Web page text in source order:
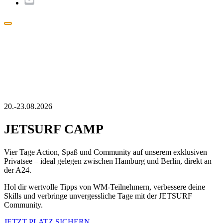
Popup
20.-23.08.2026
JETSURF CAMP
Vier Tage Action, Spaß und Community auf unserem exklusiven
Privatsee – ideal gelegen zwischen Hamburg und Berlin, direkt an
der A24.
Hol dir wertvolle Tipps von WM-Teilnehmern, verbessere deine
Skills und verbringe unvergessliche Tage mit der JETSURF
Community.